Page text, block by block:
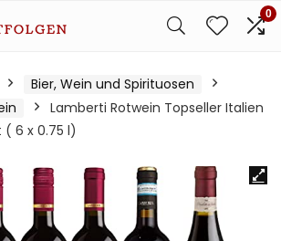
0
Bier, Wein und Spirituosen
Lamberti Rotwein Topseller Italien
( 6 x 0.75 l)